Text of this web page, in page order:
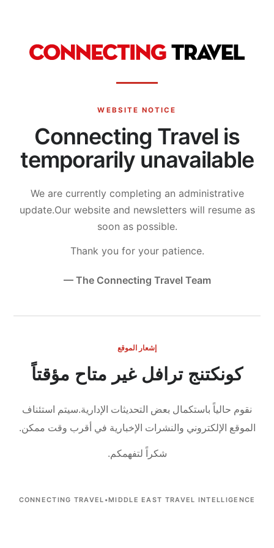
WEBSITE NOTICE
Connecting Travel is
temporarily unavailable
We are currently completing an administrative
update.Our website and newsletters will resume as
soon as possible.
Thank you for your patience.
— The Connecting Travel Team
إشعار الموقع
كونكتنج ترافل غير متاح مؤقتاً
نقوم حالياً باستكمال بعض التحديثات الإدارية.سيتم استئناف
الموقع الإلكتروني والنشرات الإخبارية في أقرب وقت ممكن.
شكراً لتفهمكم.
CONNECTING TRAVEL •MIDDLE EAST TRAVEL INTELLIGENCE